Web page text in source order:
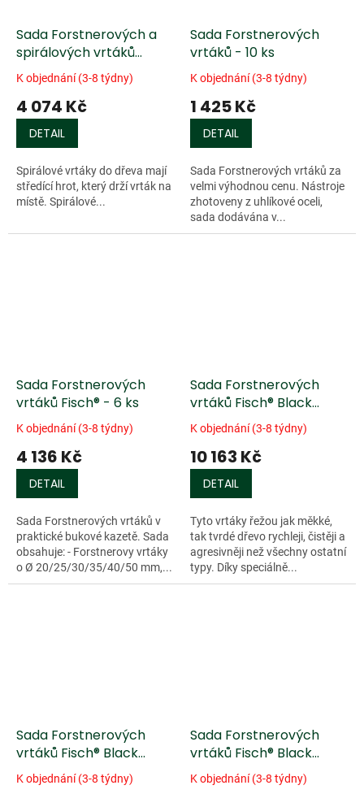
Sada Forstnerových a
spirálových vrtáků
Fisch® - 11 ks
K objednání (3-8 týdny)
4 074 Kč
DETAIL
Spirálové vrtáky do dřeva mají
středící hrot, který drží vrták na
místě. Spirálové...
Sada Forstnerových
vrtáků - 10 ks
K objednání (3-8 týdny)
1 425 Kč
DETAIL
Sada Forstnerových vrtáků za
velmi výhodnou cenu. Nástroje
zhotoveny z uhlíkové oceli,
sada dodávána v...
Sada Forstnerových
vrtáků Fisch® - 6 ks
K objednání (3-8 týdny)
4 136 Kč
DETAIL
Sada Forstnerových vrtáků v
praktické bukové kazetě. Sada
obsahuje: - Forstnerovy vrtáky
o Ø 20/25/30/35/40/50 mm,...
Sada Forstnerových
vrtáků Fisch® Black
Shark - 10 ks
K objednání (3-8 týdny)
10 163 Kč
DETAIL
Tyto vrtáky řežou jak měkké,
tak tvrdé dřevo rychleji, čistěji a
agresivněji než všechny ostatní
typy. Díky speciálně...
Sada Forstnerových
vrtáků Fisch® Black
Shark - 5 ks
K objednání (3-8 týdny)
Sada Forstnerových
vrtáků Fisch® Black
Shark - 6 ks
K objednání (3-8 týdny)